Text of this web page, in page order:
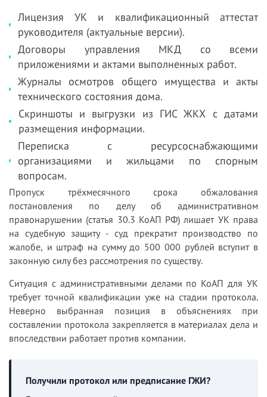
Лицензия УК и квалификационный аттестат
руководителя (актуальные версии).
Договоры управления МКД со всеми
приложениями и актами выполненных работ.
Журналы осмотров общего имущества и акты
технического состояния дома.
Скриншоты и выгрузки из ГИС ЖКХ с датами
размещения информации.
Переписка с ресурсоснабжающими
организациями и жильцами по спорным
вопросам.
Пропуск трёхмесячного срока обжалования
постановления по делу об административном
правонарушении (статья 30.3 КоАП РФ) лишает УК права
на судебную защиту - суд прекратит производство по
жалобе, и штраф на сумму до 500 000 рублей вступит в
законную силу без рассмотрения по существу.
Ситуация с административными делами по КоАП для УК
требует точной квалификации уже на стадии протокола.
Неверно выбранная позиция в объяснениях при
составлении протокола закрепляется в материалах дела и
впоследствии работает против компании.
Получили протокол или предписание ГЖИ?